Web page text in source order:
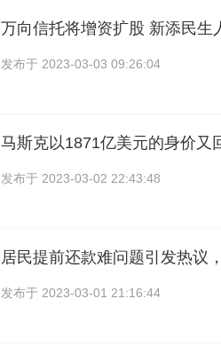
万向信托将增资扩股 新添民生
发布于 2023-03-03 09:26:04
马斯克以1871亿美元的身价又
发布于 2023-03-02 22:43:48
居民提前还款难问题引发热议
发布于 2023-03-01 21:16:44